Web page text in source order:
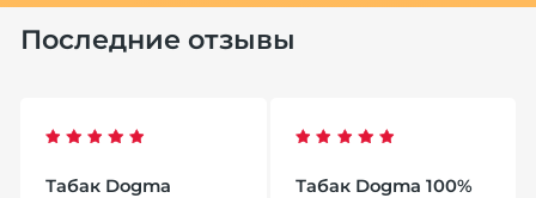
Последние отзывы
Табак Dogma
Табак Dogma 100%